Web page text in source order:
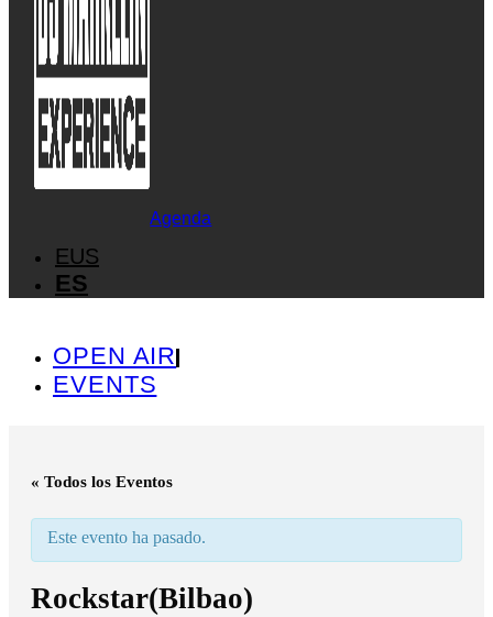
Agenda
EUS
ES
OPEN AIR
EVENTS
« Todos los Eventos
Este evento ha pasado.
Rockstar(Bilbao)